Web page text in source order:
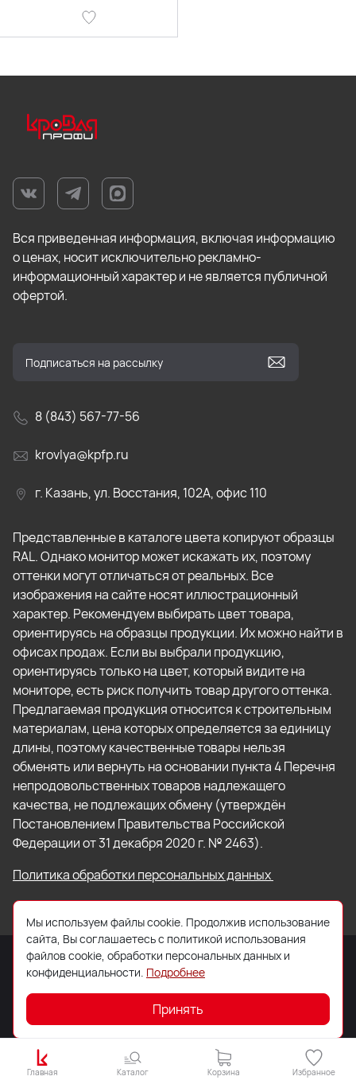
Вся приведенная информация, включая информацию
о ценах, носит исключительно рекламно-
информационный характер и не является публичной
офертой.
8 (843) 567-77-56
krovlya@kpfp.ru
г. Казань, ул. Восстания, 102А, офис 110
Представленные в каталоге цвета копируют образцы
RAL. Однако монитор может искажать их, поэтому
оттенки могут отличаться от реальных. Все
изображения на сайте носят иллюстрационный
характер. Рекомендуем выбирать цвет товара,
ориентируясь на образцы продукции. Их можно найти в
офисах продаж. Если вы выбрали продукцию,
ориентируясь только на цвет, который видите на
мониторе, есть риск получить товар другого оттенка.
Предлагаемая продукция относится к строительным
материалам, цена которых определяется за единицу
длины, поэтому качественные товары нельзя
обменять или вернуть на основании пункта 4 Перечня
непродовольственных товаров надлежащего
качества, не подлежащих обмену (утверждён
Постановлением Правительства Российской
Федерации от 31 декабря 2020 г. № 2463).
Политика обработки персональных данных
© 2026 ООО «Торговый Дом «Кровля Профи»
Главная Каталог Корзина Избранное
Мы используем файлы cookie. Продолжив использование
сайта, Вы соглашаетесь с политикой использования
файлов cookie, обработки персональных данных и
конфиденциальности. Подробнее
Принять